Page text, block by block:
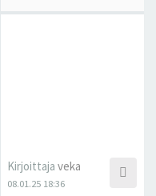
Kirjoittaja veka
08.01.25 18:36